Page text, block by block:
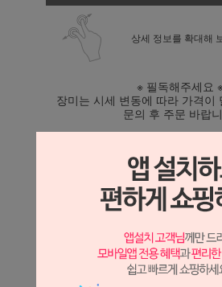
상세 정보를 확대해
※ 필독해주세요
장미는 시세 변동에 따라 가격이
문의 후 주문 바랍